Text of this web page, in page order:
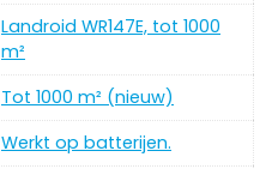
‎Landroid WR147E, tot 1000
m²
‎Tot 1000 m² (nieuw)
‎Werkt op batterijen.